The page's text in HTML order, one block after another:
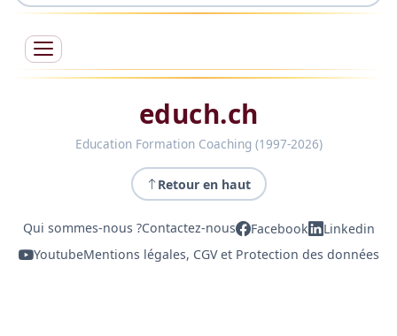
educh.ch
Education Formation Coaching (1997-2026)
Retour en haut
Qui sommes-nous ?Contactez-nous Facebook
Linkedin
YoutubeMentions légales, CGV et Protection des données